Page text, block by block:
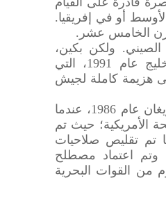
أو في إفريقيا.
الخامس عشر.
ولكن بكين،
بحسب رأي محللين أمريكيين، أدركت ضرورتها بعد حرب الخليج عام 1991، التي
هزيمة كاملة لجيش
وقال الكاتب إن هذا النجاح كان قد حُدد سلفا في عهد الرئيس ريغان عام 1986، عندما
الأمريكية؛ حيث تم
تم تقليص صلاحيات
وتم اعتماد مصطلح
من القوات البحرية